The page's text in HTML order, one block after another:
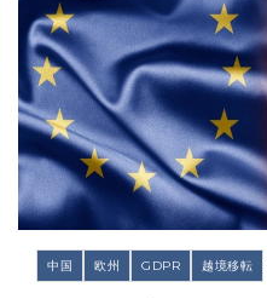
中国 欧州 GDPR 越境移転